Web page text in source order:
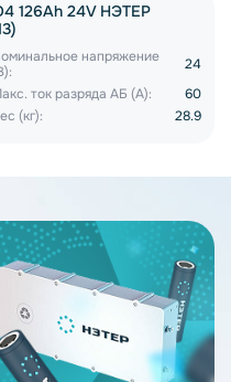
126Ah 24V НЭТЕР
напряжение
24
ток разряда АБ (А):
60
(кг): 28.9